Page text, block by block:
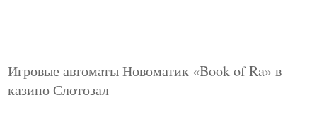
Игровые автоматы Новоматик «Book of Ra» в
казино Слотозал